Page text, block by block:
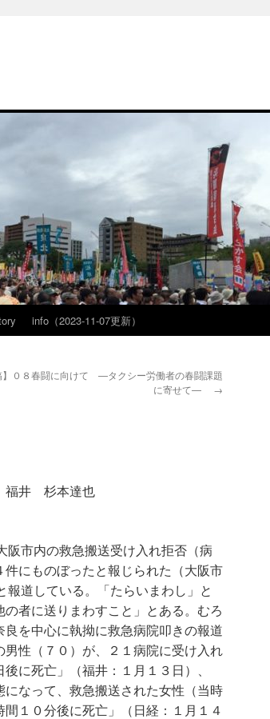
info（2023-11-07更新）
】０８春闘に向けて —タクシー労働者の春闘課題
に寄せて— →
也
市内の救急搬送受け入れ拒否（病
にものぼったと報じられた（大阪市
道している。「たらいまわし」と
者に送りまわすこと」とある。むろ
を中心に執拗に救急病院叩きの報道
性（７０）が、２１病院に受け入れ
に死亡」（福井：１月１３日）、
になって、救急搬送された女性（当時
１０分後に死亡」（日経：１月１４